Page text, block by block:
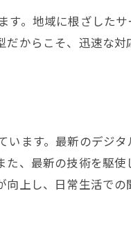
。地域に根ざした
からこそ、迅速な
ます。最新のデジ
、最新の技術を駆使
上し、日常生活で